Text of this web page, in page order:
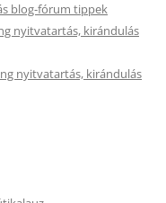
blog-fórum tippek
nyitvatartás, kirándulás
nyitvatartás, kirándulás